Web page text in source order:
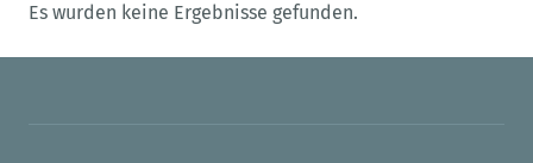
Es wurden keine Ergebnisse gefunden.